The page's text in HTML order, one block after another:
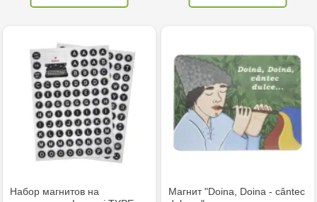
Набор магнитов на
Магнит "Doina, Doina - cântec